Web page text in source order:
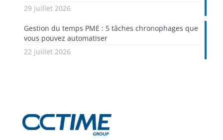
29 juillet 2026
Gestion du temps PME : 5 tâches chronophages que
vous pouvez automatiser
22 juillet 2026